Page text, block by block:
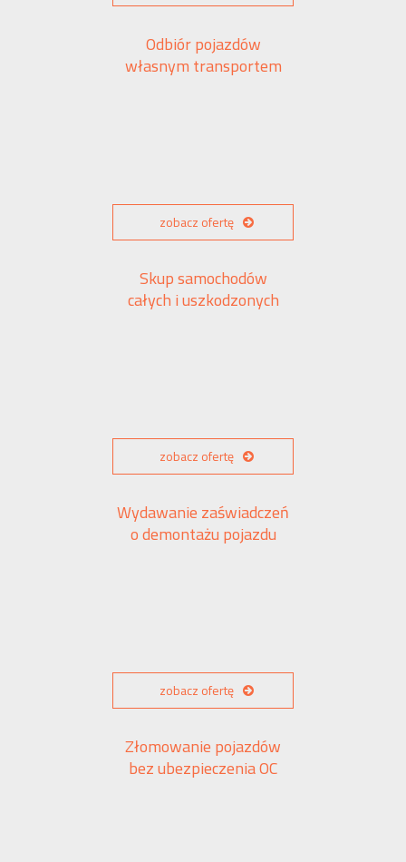
Odbiór pojazdów
własnym transportem
zobacz ofertę
Skup samochodów
całych i uszkodzonych
zobacz ofertę
Wydawanie zaświadczeń
o demontażu pojazdu
zobacz ofertę
Złomowanie pojazdów
bez ubezpieczenia OC